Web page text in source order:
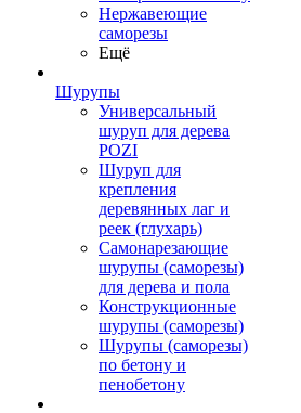
Нержавеющие
саморезы
Ещё
Шурупы
Универсальный
шуруп для дерева
POZI
Шуруп для
крепления
деревянных лаг и
реек (глухарь)
Самонарезающие
шурупы (саморезы)
для дерева и пола
Конструкционные
шурупы (саморезы)
Шурупы (саморезы)
по бетону и
пенобетону